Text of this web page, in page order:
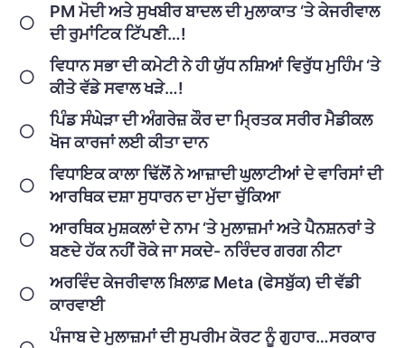
PM ਮੋਦੀ ਅਤੇ ਸੁਖਬੀਰ ਬਾਦਲ ਦੀ ਮੁਲਾਕਾਤ ‘ਤੇ ਕੇਜਰੀਵਾਲ
ਦੀ ਰੁਮਾਂਟਿਕ ਟਿੱਪਣੀ…!
ਵਿਧਾਨ ਸਭਾ ਦੀ ਕਮੇਟੀ ਨੇ ਹੀ ਯੁੱਧ ਨਸ਼ਿਆਂ ਵਿਰੁੱਧ ਮੁਹਿੰਮ ‘ਤੇ
ਕੀਤੇ ਵੱਡੇ ਸਵਾਲ ਖੜੇ…!
ਪਿੰਡ ਸੰਘੇੜਾ ਦੀ ਅੰਗਰੇਜ਼ ਕੌਰ ਦਾ ਮ੍ਰਿਤਕ ਸਰੀਰ ਮੈਡੀਕਲ
ਖੋਜ ਕਾਰਜਾਂ ਲਈ ਕੀਤਾ ਦਾਨ
ਵਿਧਾਇਕ ਕਾਲਾ ਢਿੱਲੋਂ ਨੇ ਆਜ਼ਾਦੀ ਘੁਲਾਟੀਆਂ ਦੇ ਵਾਰਿਸਾਂ ਦੀ
ਆਰਥਿਕ ਦਸ਼ਾ ਸੁਧਾਰਨ ਦਾ ਮੁੱਦਾ ਚੁੱਕਿਆ
ਆਰਥਿਕ ਮੁਸ਼ਕਲਾਂ ਦੇ ਨਾਮ ‘ਤੇ ਮੁਲਾਜ਼ਮਾਂ ਅਤੇ ਪੈਨਸ਼ਨਰਾਂ ਤੇ
ਬਣਦੇ ਹੱਕ ਨਹੀਂ ਰੋਕੇ ਜਾ ਸਕਦੇ- ਨਰਿੰਦਰ ਗਰਗ ਨੀਟਾ
ਅਰਵਿੰਦ ਕੇਜਰੀਵਾਲ ਖ਼ਿਲਾਫ਼ Meta (ਫੇਸਬੁੱਕ) ਦੀ ਵੱਡੀ
ਕਾਰਵਾਈ
ਪੰਜਾਬ ਦੇ ਮੁਲਾਜ਼ਮਾਂ ਦੀ ਸੁਪਰੀਮ ਕੋਰਟ ਨੂੰ ਗੁਹਾਰ…ਸਰਕਾਰ